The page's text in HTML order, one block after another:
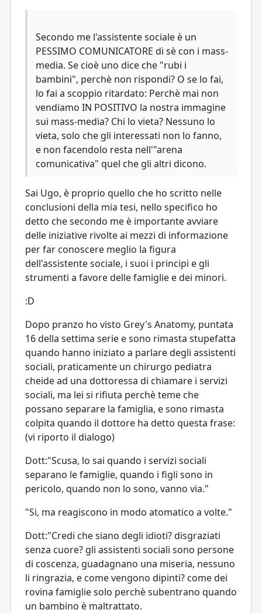
Secondo me l'assistente sociale è un
PESSIMO COMUNICATORE di sè con i mass-
media. Se cioè uno dice che "rubi i
bambini", perchè non rispondi? O se lo fai,
lo fai a scoppio ritardato: Perchè mai non
vendiamo IN POSITIVO la nostra immagine
sui mass-media? Chi lo vieta? Nessuno lo
vieta, solo che gli interessati non lo fanno,
e non facendolo resta nell'"arena
comunicativa" quel che gli altri dicono.
Sai Ugo, è proprio quello che ho scritto nelle
conclusioni della mia tesi, nello specifico ho
detto che secondo me è importante avviare
delle iniziative rivolte ai mezzi di informazione
per far conoscere meglio la figura
dell'assistente sociale, i suoi i principi e gli
strumenti a favore delle famiglie e dei minori.
:D
Dopo pranzo ho visto Grey's Anatomy, puntata
16 della settima serie e sono rimasta stupefatta
quando hanno iniziato a parlare degli assistenti
sociali, praticamente un chirurgo pediatra
cheide ad una dottoressa di chiamare i servizi
sociali, ma lei si rifiuta perchè teme che
possano separare la famiglia, e sono rimasta
colpita quando il dottore ha detto questa frase:
(vi riporto il dialogo)
Dott:"Scusa, lo sai quando i servizi sociali
separano le famiglie, quando i figli sono in
pericolo, quando non lo sono, vanno via."
"Si, ma reagiscono in modo atomatico a volte."
Dott:"Credi che siano degli idioti? disgraziati
senza cuore? gli assistenti sociali sono persone
di coscenza, guadagnano una miseria, nessuno
li ringrazia, e come vengono dipinti? come dei
rovina famiglie solo perchè subentrano quando
un bambino è maltrattato.